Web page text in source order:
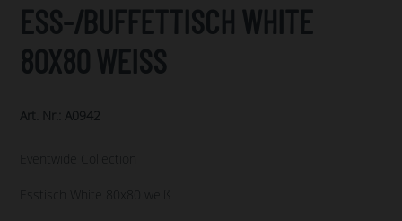
ESS-/BUFFETTISCH WHITE
80X80 WEISS
Art. Nr.: A0942
Eventwide Collection
Esstisch White 80x80 weiß